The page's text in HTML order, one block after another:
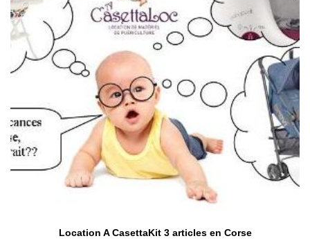
Location A CasettaKit 3 articles en Corse